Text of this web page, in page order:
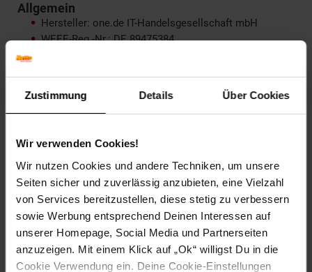
Zustimmung Details Über Cookies
Wir verwenden Cookies!
Wir nutzen Cookies und andere Techniken, um unsere
Seiten sicher und zuverlässig anzubieten, eine Vielzahl
von Services bereitzustellen, diese stetig zu verbessern
sowie Werbung entsprechend Deinen Interessen auf
unserer Homepage, Social Media und Partnerseiten
anzuzeigen. Mit einem Klick auf „Ok“ willigst Du in die
Cookie Verwendung ein. Deine Cookie-Einstellungen
Allgemein
Hersteller: one.de IT-Handelsgesellschaft mbH
WEEE-Reg.-Nr.: DE 89475384
Hinweis: Die Abbildungen sind beispielhaft und können je
nach verbauten Komponenten abweichen.
Artikelnummer: 2876796000
EAN: 4049998689220
Versandinformationen